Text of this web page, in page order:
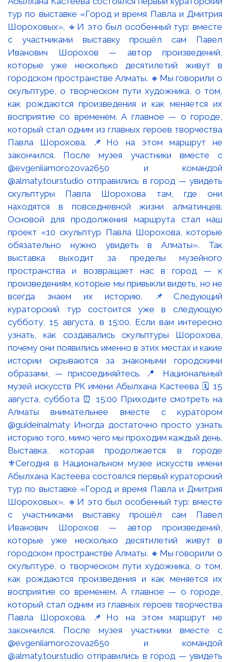
Выставка, которая продолжается в городе
⚜️Сегодня в Национальном музее искусств имени
Абылхана Кастеева состоялся первый кураторский
тур по выставке «Город и время Павла и Дмитрия
Шороховых». 🔹И это был особенный тур: вместе
с участниками выставку прошёл сам Павел
Иванович Шорохов — автор произведений,
которые уже несколько десятилетий живут в
городском пространстве Алматы. 🔸Мы говорили о
скульптуре, о творческом пути художника, о том,
как рождаются произведения и как меняется их
восприятие со временем. А главное — о городе,
который стал одним из главных героев творчества
Павла Шорохова. 📌Но на этом маршрут не
закончился. После музея участники вместе с
@evgeniiamorozova2650 и командой
@almaty.tourstudio отправились в город — увидеть